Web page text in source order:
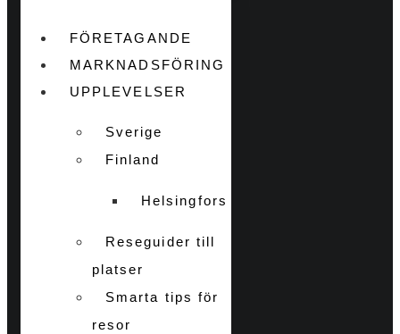
FÖRETAGANDE
MARKNADSFÖRING
UPPLEVELSER
Sverige
Finland
Helsingfors
Reseguider till
platser
Smarta tips för
resor